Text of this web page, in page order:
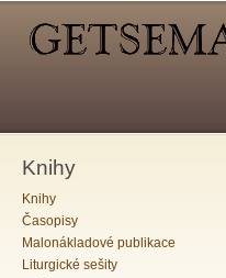
Knihy
Knihy
Časopisy
Malonákladové publikace
Liturgické sešity